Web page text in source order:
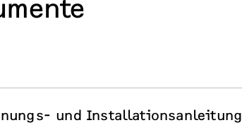
und Installationsanleitung